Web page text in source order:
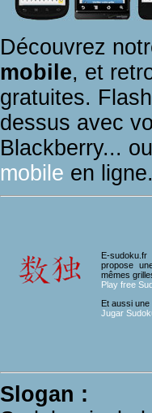
Découvrez
mobile, et
gratuites.
dessus avec
Blackberry...
mobile en
E-
propose
mêmes
Play free
Et aussi
Jugar
Slogan :